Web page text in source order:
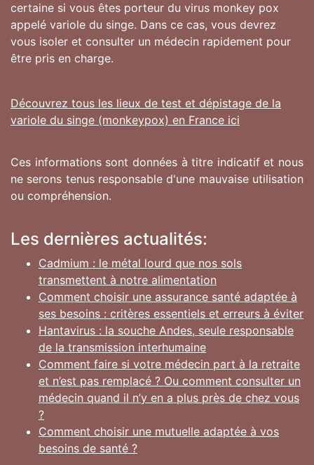
certaine si vous êtes porteur du virus monkey pox
appelé variole du singe. Dans ce cas, vous devrez
vous isoler et consulter un médecin rapidement pour
être pris en charge.
Découvrez tous les lieux de test et dépistage de la
variole du singe (monkeypox) en France ici
Ces informations sont données à titre indicatif et nous
ne serons tenus responsable d'une mauvaise utilisation
ou compréhension.
Les dernières actualités:
Cadmium : le métal lourd que nos sols
transmettent à notre alimentation
Comment choisir une assurance santé adaptée à
ses besoins : critères essentiels et erreurs à éviter
Hantavirus : la souche Andes, seule responsable
de la transmission interhumaine
Comment faire si votre médecin part à la retraite
et n’est pas remplacé ? Ou comment consulter un
médecin quand il n’y en a plus près de chez vous
?
Comment choisir une mutuelle adaptée à vos
besoins de santé ?